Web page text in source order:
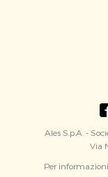
Ales S.p.A. -
Via
Per